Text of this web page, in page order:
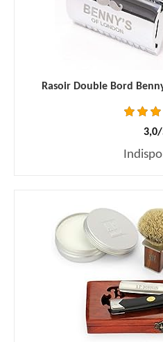
Rasoir Double Bord